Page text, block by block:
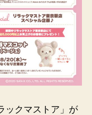
ックマストア」が